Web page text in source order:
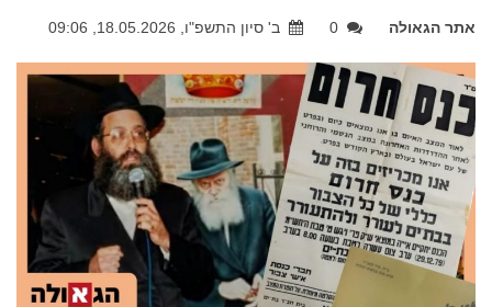
אתר הגאולה 0 ב' סיון התשפ"ו, 18.05.2026, 09:06